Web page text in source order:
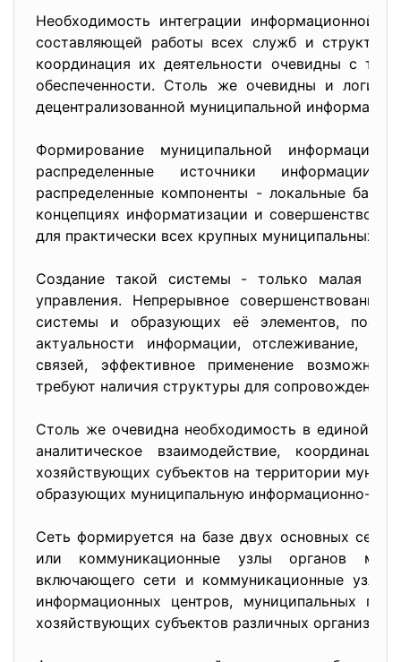
Необходимость интеграции информационной,
составляющей работы всех служб и структур
координация их деятельности очевидны с
обеспеченности. Столь же очевидны и
децентрализованной муниципальной
Формирование муниципальной
распределенные источники информации,
распределенные компоненты - локальные
концепциях информатизации и
для практически всех крупных муниципальных
Создание такой системы - только малая
управления. Непрерывное
системы и образующих её элементов,
актуальности информации, отслеживание,
связей, эффективное применение
требуют наличия структуры для
Столь же очевидна необходимость в единой
аналитическое взаимодействие,
хозяйствующих субъектов на территории
образующих муниципальную информационно-
Сеть формируется на базе двух основных
или коммуникационные узлы органов
включающего сети и коммуникационные узлы
информационных центров, муниципальных
хозяйствующих субъектов различных